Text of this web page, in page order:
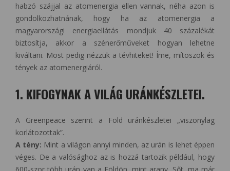
habzó szájjal az atomenergia ellen vannak, néha azon is
gondolkozhatnának, hogy ha az atomenergia a
magyarországi energiaellátás mondjuk 40 százalékát
biztosítja, akkor a szénerőműveket hogyan lehetne
kiváltani. Most pedig nézzük a tévhiteket! Íme, mítoszok és
tények az atomenergiáról.
1. KIFOGYNAK A VILÁG URÁNKÉSZLETEI.
A Greenpeace szerint a Föld uránkészletei „viszonylag
korlátozottak”.
A tény: Mint a világon annyi minden, az urán is lehet éppen
véges. De a valósághoz az is hozzá tartozik például, hogy